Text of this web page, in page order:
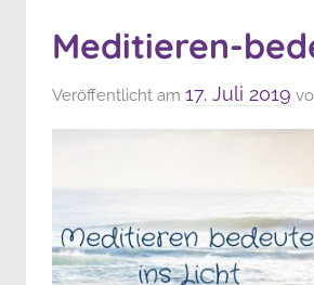
Meditieren-
Veröffentlicht am 17. Juli 2019